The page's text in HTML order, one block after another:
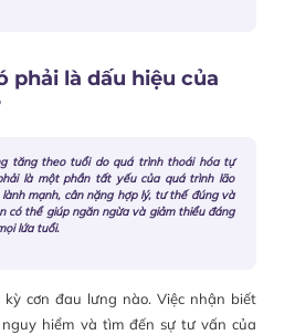
phải là dấu hiệu của
tăng theo tuổi do quá trình thoái hóa tự
là một phần tất yếu của quá trình lão
mạnh, cân nặng hợp lý, tư thế đúng và
có thể giúp ngăn ngừa và giảm thiểu đáng
lứa tuổi.
cơn đau lưng nào. Việc nhận biết
hiểm và tìm đến sự tư vấn của